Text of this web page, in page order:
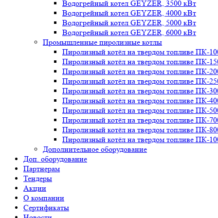
Водогрейный котел GEYZER, 3500 кВт
Водогрейный котел GEYZER, 4000 кВт
Водогрейный котел GEYZER, 5000 кВт
Водогрейный котел GEYZER, 6000 кВт
Промышленные пиролизные котлы
Пиролизный котёл на твердом топливе ПК-
Пиролизный котёл на твердом топливе ПК-
Пиролизный котёл на твердом топливе ПК-
Пиролизный котёл на твердом топливе ПК-
Пиролизный котёл на твердом топливе ПК-
Пиролизный котёл на твердом топливе ПК-
Пиролизный котёл на твердом топливе ПК-
Пиролизный котёл на твердом топливе ПК-
Пиролизный котёл на твердом топливе ПК-
Пиролизный котёл на твердом топливе ПК-
Дополнительное оборудование
Доп. оборудование
Партнерам
Тендеры
Акции
О компании
Сертификаты